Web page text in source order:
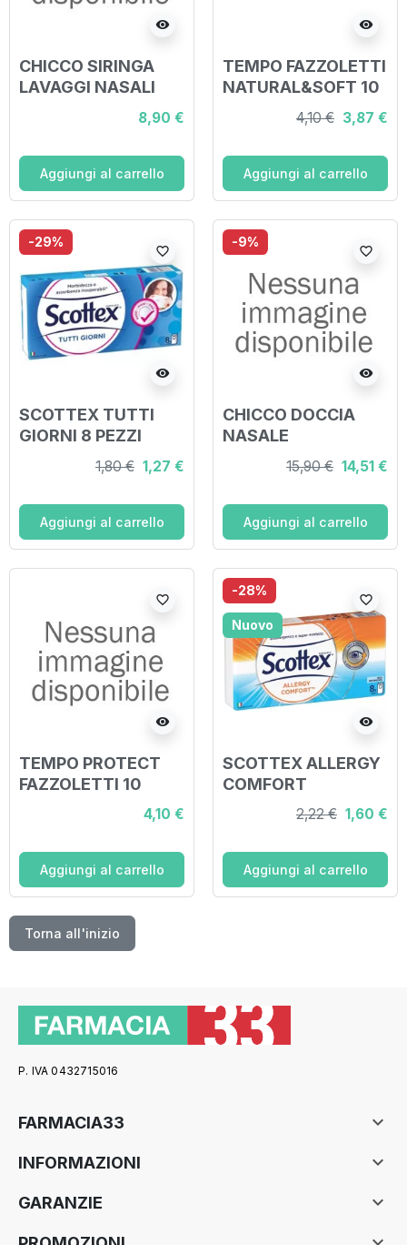
visibility
CHICCO SIRINGA
LAVAGGI NASALI
8,90 €
Aggiungi al carrello
visibility
TEMPO FAZZOLETTI
NATURAL&SOFT 10
PEZZI DA 9
FAZZOLETTI
4,10 € 3,87 €
Aggiungi al carrello
-29%
visibility
favorite_border
SCOTTEX TUTTI
GIORNI 8 PEZZI
1,80 € 1,27 €
Aggiungi al carrello
-9%
visibility
favorite_border
CHICCO DOCCIA
NASALE
15,90 € 14,51 €
Aggiungi al carrello
visibility
favorite_border
TEMPO PROTECT
FAZZOLETTI 10
PEZZI X 20 BUSTE
4,10 €
Aggiungi al carrello
-28%
Nuovo
visibility
favorite_border
SCOTTEX ALLERGY
COMFORT
FAZZOLETTI 8 PEZZI
2,22 € 1,60 €
Aggiungi al carrello
Torna all'inizio
P. IVA 0432715016
FARMACIA33 
INFORMAZIONI 
GARANZIE 